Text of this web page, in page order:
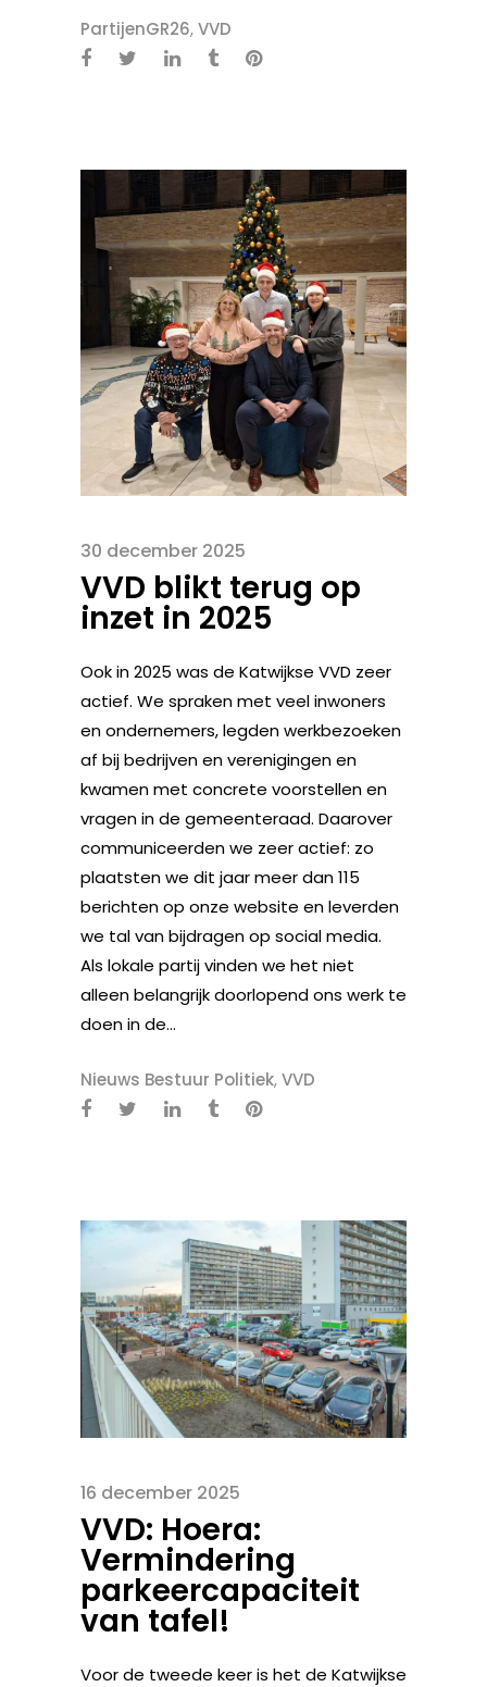
PartijenGR26,VVD
30 december 2025
VVD blikt terug op
inzet in 2025
Ook in 2025 was de Katwijkse VVD zeer
actief. We spraken met veel inwoners
en ondernemers, legden werkbezoeken
af bij bedrijven en verenigingen en
kwamen met concrete voorstellen en
vragen in de gemeenteraad. Daarover
communiceerden we zeer actief: zo
plaatsten we dit jaar meer dan 115
berichten op onze website en leverden
we tal van bijdragen op social media.
Als lokale partij vinden we het niet
alleen belangrijk doorlopend ons werk te
doen in de...
Nieuws Bestuur Politiek,VVD
16 december 2025
VVD: Hoera:
Vermindering
parkeercapaciteit
van tafel!
Voor de tweede keer is het de Katwijkse